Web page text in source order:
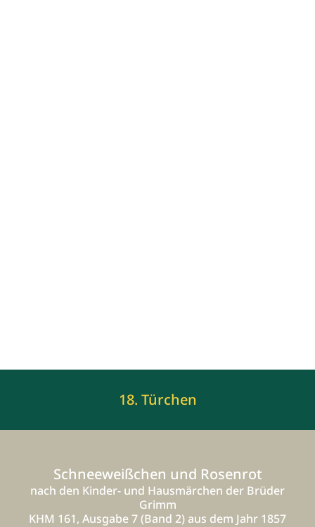
18. Türchen
Schneeweißchen und Rosenrot
nach den Kinder- und Hausmärchen der Brüder
Grimm
KHM 161, Ausgabe 7 (Band 2) aus dem Jahr 1857